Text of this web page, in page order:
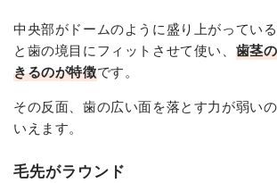
中央部がドームのように盛り上がってい
と歯の境目にフィットさせて使い、 歯茎
きるのが特徴です。
その反面、歯の広い面を落とす力が弱い
いえます。
毛先がラウンド